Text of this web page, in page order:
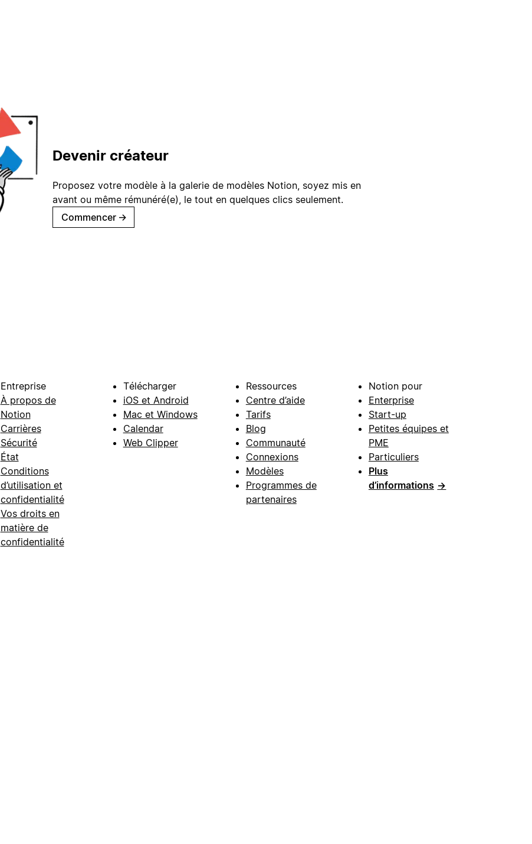
Devenir créateur
Proposez votre modèle à la galerie de modèles Notion, soyez mis en
avant ou même rémunéré(e), le tout en quelques clics seulement.
Commencer →
Entreprise
À propos de
Notion
Carrières
Sécurité
État
Conditions
d’utilisation et
confidentialité
Vos droits en
matière de
confidentialité
Télécharger
iOS et Android
Mac et Windows
Calendar
Web Clipper
Ressources
Centre d’aide
Tarifs
Blog
Communauté
Connexions
Modèles
Programmes de
partenaires
Notion pour
Enterprise
Start-up
Petites équipes et
PME
Particuliers
Plus
d’informations →